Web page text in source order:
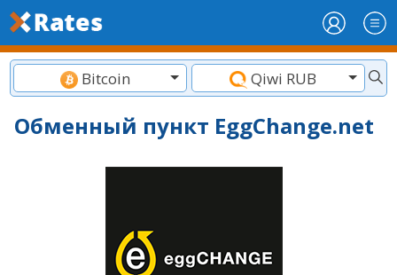
Bitcoin Qiwi RUB
Обменный пункт EggChange.net